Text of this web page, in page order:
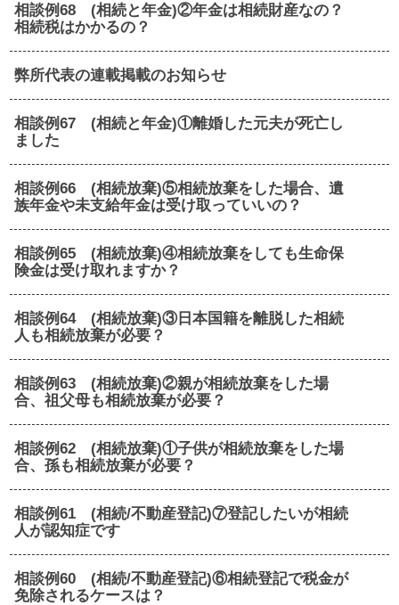
相談例68 (相続と年金)②年金は相続財産なの？
相続税はかかるの？
弊所代表の連載掲載のお知らせ
相談例67 (相続と年金)①離婚した元夫が死亡し
ました
相談例66 (相続放棄)⑤相続放棄をした場合、遺
族年金や未支給年金は受け取っていいの？
相談例65 (相続放棄)④相続放棄をしても生命保
険金は受け取れますか？
相談例64 (相続放棄)③日本国籍を離脱した相続
人も相続放棄が必要？
相談例63 (相続放棄)②親が相続放棄をした場
合、祖父母も相続放棄が必要？
相談例62 (相続放棄)①子供が相続放棄をした場
合、孫も相続放棄が必要？
相談例61 (相続/不動産登記)⑦登記したいが相続
人が認知症です
相談例60 (相続/不動産登記)⑥相続登記で税金が
免除されるケースは？